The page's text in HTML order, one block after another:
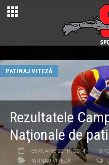
PATINAJ VITEZĂ
Rezultatele
Naţionale de
FEBRUARIE 20TH, 2014
PATINAJ VITEZĂ